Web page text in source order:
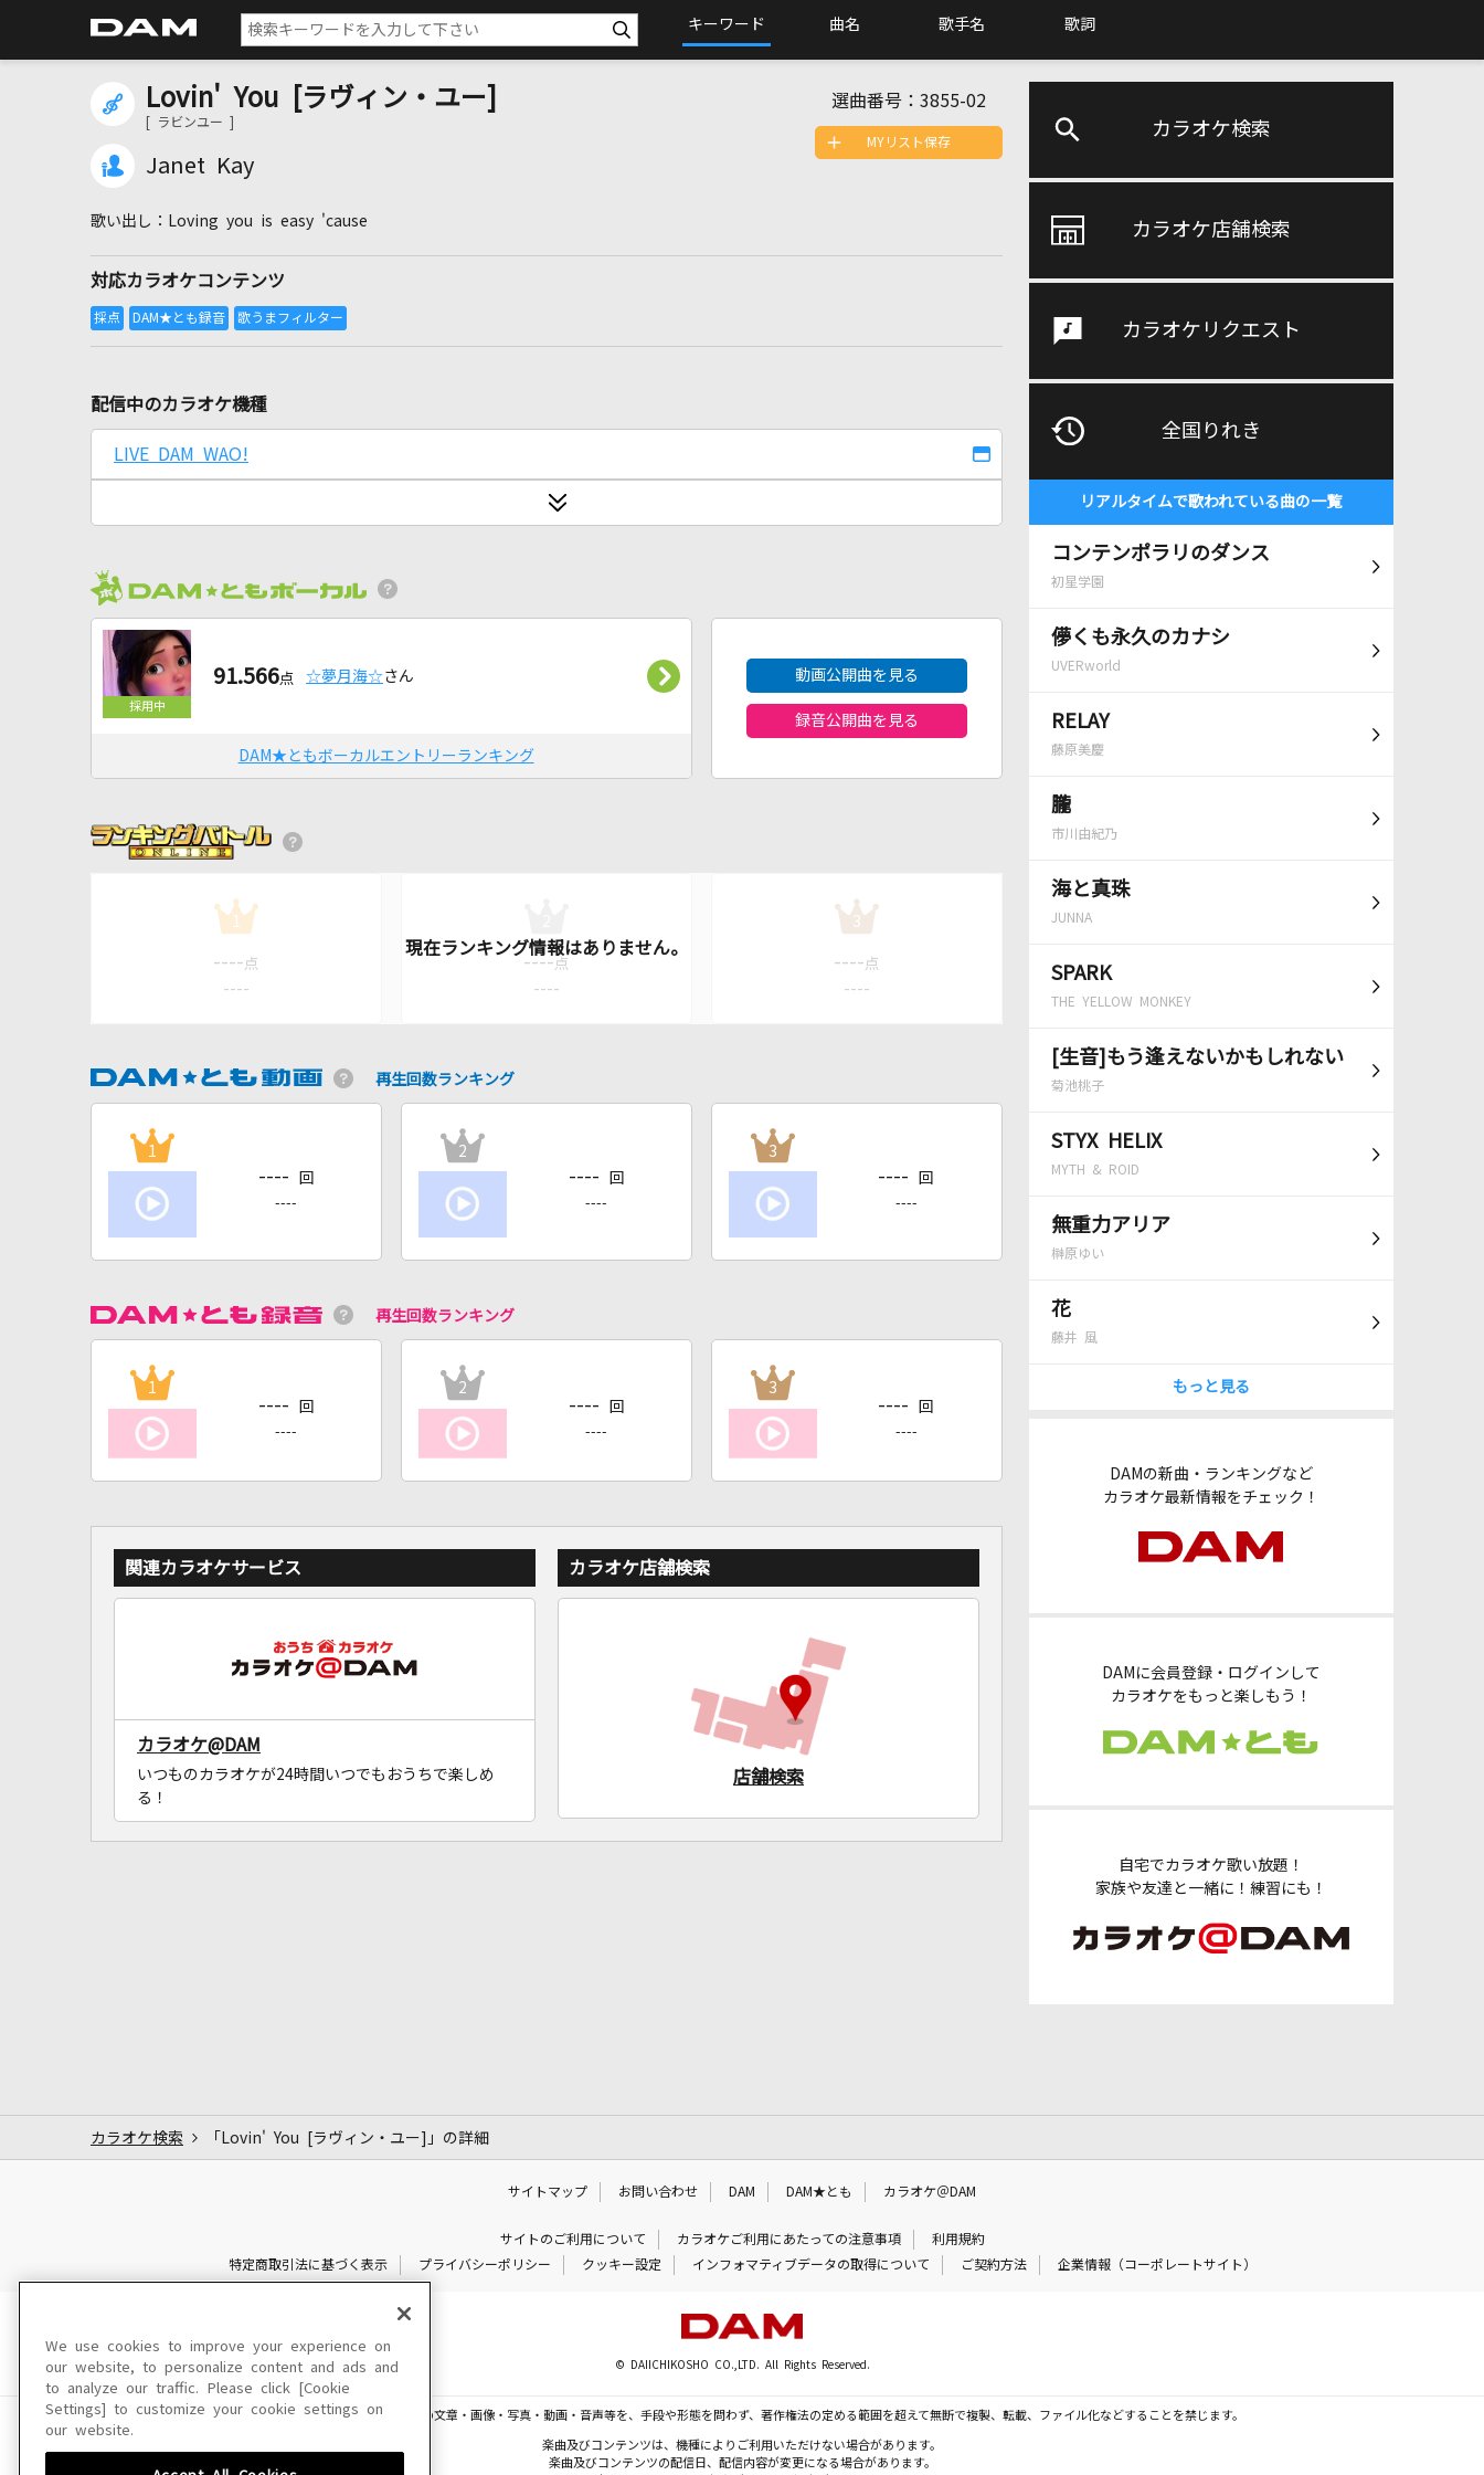
キーワード 曲名 歌手名 歌詞
カラオケ検索
カラオケ店舗検索
カラオケリクエスト
全国りれき
リアルタイムで歌われている曲の一覧
コンテンポラリのダンス
初星学園
儚くも永久のカナシ
UVERworld
RELAY
藤原美慶
朧
市川由紀乃
海と真珠
JUNNA
SPARK
THE YELLOW MONKEY
[生音]もう逢えないかもしれない
菊池桃子
STYX HELIX
MYTH & ROID
無重力アリア
榊原ゆい
花
藤井 風
もっと見る
DAMの新曲・ランキングなど
カラオケ最新情報をチェック！
DAMに会員登録・ログインして
カラオケをもっと楽しもう！
自宅でカラオケ歌い放題！
家族や友達と一緒に！練習にも！
Lovin' You [ラヴィン・ユー]
[ ラビンユー ]
Janet Kay
選曲番号： 3855-02
Loving you is easy 'cause
対応カラオケコンテンツ
MYリスト保存
配信中のカラオケ機種
LIVE DAM WAO!
91.566点 ☆夢月海☆さん
DAM★ともボーカルエントリーランキング
動画公開曲を見る
録音公開曲を見る
1
---- 点
----
---- 点
----
3
---- 点
----
再生回数ランキング
1
---- 回
----
2
---- 回
----
3
---- 回
----
再生回数ランキング
1
---- 回
----
2
---- 回
----
3
---- 回
----
関連カラオケサービス
カラオケ@DAM
いつものカラオケが24時間いつでもおうちで楽しめ
る！
カラオケ店舗検索
店舗検索
カラオケ検索 「Lovin' You [ラヴィン・ユー]」の詳細
サイトマップ お問い合わせ DAM DAM★とも カラオケ＠DAM
サイトのご利用について カラオケご利用にあたっての注意事項
利用規約
特定商取引法に基づく表示
プライバシーポリシー クッキー設定 インフォマティブデータの取得について ご契約方法 企業情報（コーポレートサイト）
© DAIICHIKOSHO CO.,LTD. All Rights Reserved.
このサイトに掲載されている一切の文章・画像・写真・動画・音声等を、手段や形態を問わず、著作権法の定める範囲を超えて無断で複製、転載、ファイル化などすることを禁じます。
楽曲及びコンテンツは、機種によりご利用いただけない場合があります。
楽曲及びコンテンツの配信日、配信内容が変更になる場合があります。
We use cookies to improve your experience on
our website, to personalize content and ads and
to analyze our traffic. Please click [Cookie
Settings] to customize your cookie settings on
our website.